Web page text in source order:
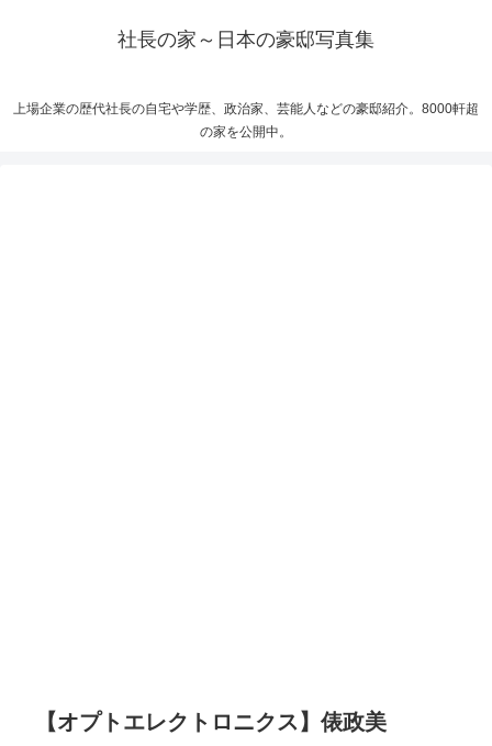
社長の家～日本の豪邸写真集
上場企業の歴代社長の自宅や学歴、政治家、芸能人などの豪邸紹介。8000軒超
の家を公開中。
【オプトエレクトロニクス】俵政美